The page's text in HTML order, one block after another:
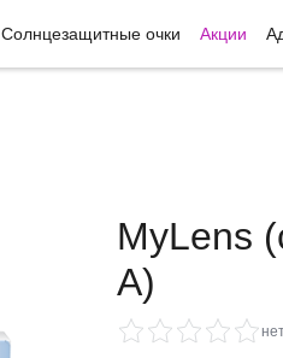
Солнцезащитные очки Акции
MyLens
A)